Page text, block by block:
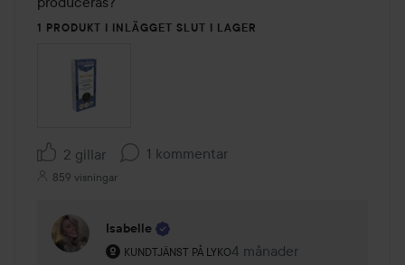
1 PRODUKT I INLÄGGET SLUT I LAGER
2 gillar 1 kommentar
859 visningar
Isabelle
KUNDTJÄNST PÅ LYKO
Användarens roll: Kundtjänst på Lyko.
4 månader
Kommentaren lades 4